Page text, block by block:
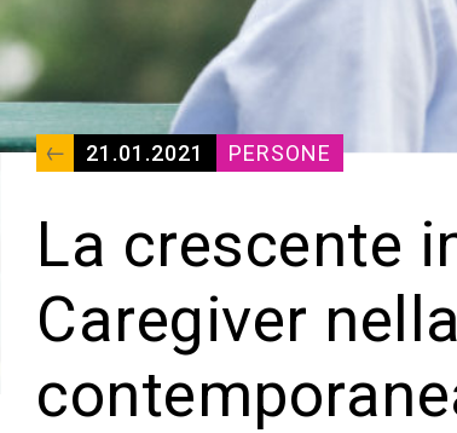
21.01.2021 PERSONE
La crescente
Caregiver